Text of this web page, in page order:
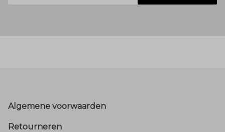
Footer
Algemene voorwaarden
Retourneren